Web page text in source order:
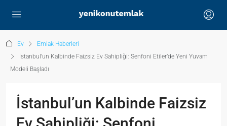
Ev
Emlak Haberleri
İstanbul’un Kalbinde Faizsiz Ev Sahipliği: Senfoni Etiler’de Yeni Yuvam
Modeli Başladı
İstanbul’un Kalbinde Faizsiz